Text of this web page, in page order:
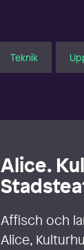
Teknik
Alice.
Affisch och
Alice,